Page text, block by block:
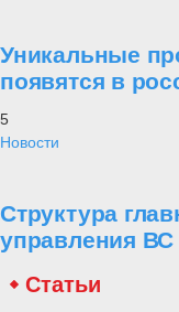
Уникальные
появятся в
5
Новости
Структура
управления
Статьи